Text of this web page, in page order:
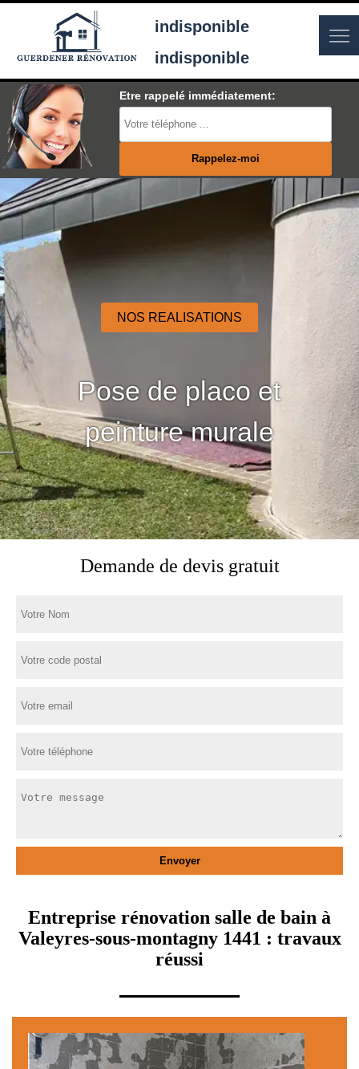
indisponible
indisponible
Etre rappelé immédiatement:
NOS REALISATIONS
Pose de placo et
peinture murale
Demande de devis gratuit
Entreprise rénovation salle de bain à
Valeyres-sous-montagny 1441 : travaux
réussi